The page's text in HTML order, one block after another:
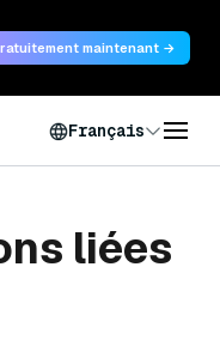
maintenant →
Français
liées